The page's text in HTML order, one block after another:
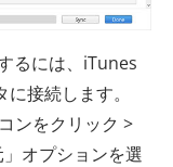
るには、iTunes
接続します。
ンをクリック >
オプションを選